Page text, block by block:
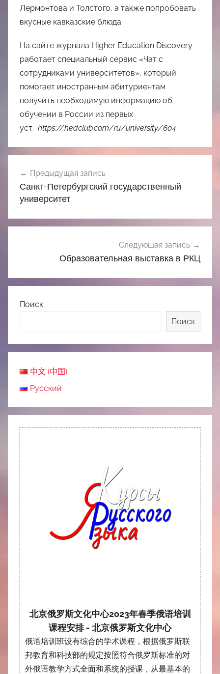
Лермонтова и Толстого, а также попробовать
вкусные кавказские блюда.
На сайте журнала Higher Education Discovery
работает специальный сервис «Чат с
сотрудниками университетов», который
помогает иностранным абитуриентам
получить необходимую информацию об
обучении в России из первых
уст. https://hedclub.com/ru/university/604
по
записям
Предыдущая запись
Санкт-Петербургский государственный
университет
Следующая запись
Образовательная выставка в РКЦ
Поиск
Поиск
中文 (中国)
Русский
北京俄罗斯文化中心2023年春季俄语培训
课程安排 - 北京俄罗斯文化中心
俄语培训班设有综合的学术课程，根据俄罗斯联
邦教育和科技部的规定按照符合俄罗斯标准的对
外俄语教学方式全面和系统的授课，从最基本的